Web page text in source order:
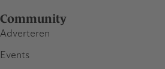
Community
Adverteren
Events